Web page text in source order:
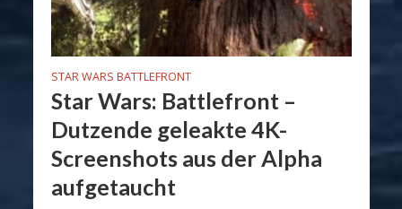
STAR WARS BATTLEFRONT
Star Wars: Battlefront –
Dutzende geleakte 4K-
Screenshots aus der Alpha
aufgetaucht